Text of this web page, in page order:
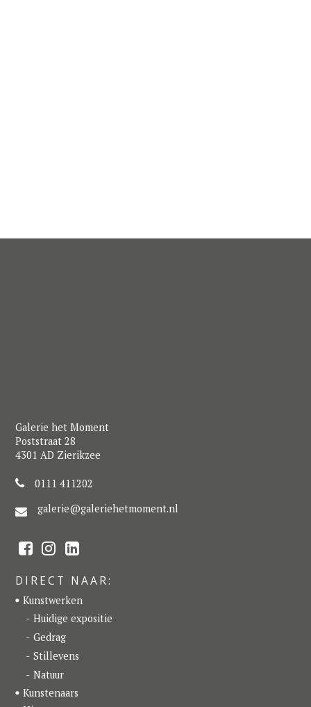
Galerie het Moment
Poststraat 28
4301 AD Zierikzee
0111 411202
galerie@galeriehetmoment.nl
F
a
e
b
o
o
k
t
a
g
r
a
m
L
i
k
e
d
I
n
DIRECT NAAR:
Kunstwerken
Huidige expositie
Gedrag
Stillevens
Natuur
Kunstenaars